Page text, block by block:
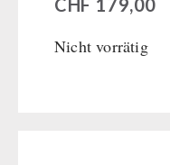
Kurbelgeräte /
Atemschutz / ABC
Bücher
kingnature-
BEHÖRDEN /
Notrationen
CHF 179,00
Nicht vorrätig